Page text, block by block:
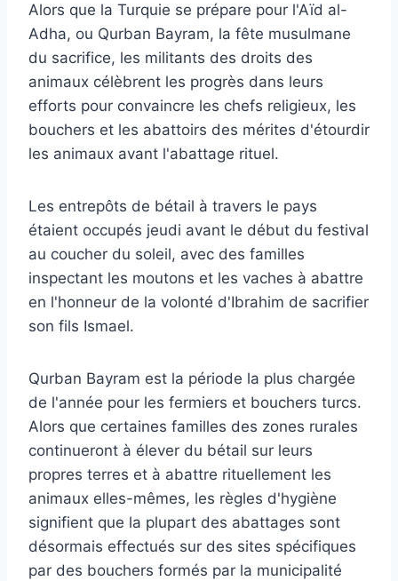
Alors que la Turquie se prépare pour l'Aïd al-
Adha, ou Qurban Bayram, la fête musulmane
du sacrifice, les militants des droits des
animaux célèbrent les progrès dans leurs
efforts pour convaincre les chefs religieux, les
bouchers et les abattoirs des mérites d'étourdir
les animaux avant l'abattage rituel.
Les entrepôts de bétail à travers le pays
étaient occupés jeudi avant le début du festival
au coucher du soleil, avec des familles
inspectant les moutons et les vaches à abattre
en l'honneur de la volonté d'Ibrahim de sacrifier
son fils Ismael.
Qurban Bayram est la période la plus chargée
de l'année pour les fermiers et bouchers turcs.
Alors que certaines familles des zones rurales
continueront à élever du bétail sur leurs
propres terres et à abattre rituellement les
animaux elles-mêmes, les règles d'hygiène
signifient que la plupart des abattages sont
désormais effectués sur des sites spécifiques
par des bouchers formés par la municipalité